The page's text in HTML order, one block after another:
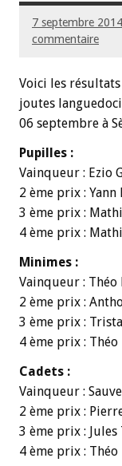
7 septembre 2014
commentaire
Voici les
joutes
06 septembre à
Pupilles :
Vainqueur : Ezio
2 ème prix : Yann
3 ème prix :
4 ème prix :
Minimes :
Vainqueur : Théo
2 ème prix :
3 ème prix :
4 ème prix : Théo
Cadets :
Vainqueur :
2 ème prix :
3 ème prix : Jules
4 ème prix : Théo